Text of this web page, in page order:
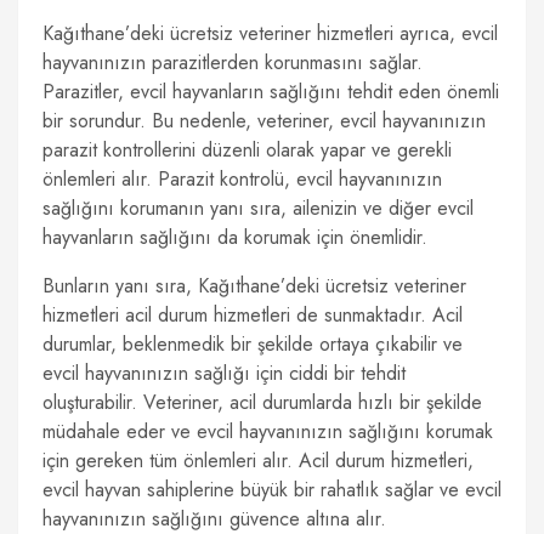
Kağıthane’deki ücretsiz veteriner hizmetleri ayrıca, evcil
hayvanınızın parazitlerden korunmasını sağlar.
Parazitler, evcil hayvanların sağlığını tehdit eden önemli
bir sorundur. Bu nedenle, veteriner, evcil hayvanınızın
parazit kontrollerini düzenli olarak yapar ve gerekli
önlemleri alır. Parazit kontrolü, evcil hayvanınızın
sağlığını korumanın yanı sıra, ailenizin ve diğer evcil
hayvanların sağlığını da korumak için önemlidir.
Bunların yanı sıra, Kağıthane’deki ücretsiz veteriner
hizmetleri acil durum hizmetleri de sunmaktadır. Acil
durumlar, beklenmedik bir şekilde ortaya çıkabilir ve
evcil hayvanınızın sağlığı için ciddi bir tehdit
oluşturabilir. Veteriner, acil durumlarda hızlı bir şekilde
müdahale eder ve evcil hayvanınızın sağlığını korumak
için gereken tüm önlemleri alır. Acil durum hizmetleri,
evcil hayvan sahiplerine büyük bir rahatlık sağlar ve evcil
hayvanınızın sağlığını güvence altına alır.